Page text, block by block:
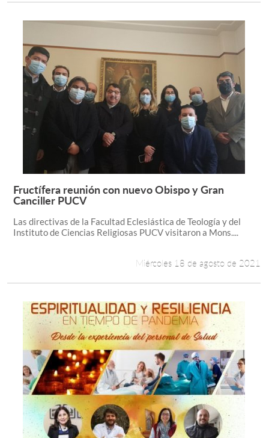
Leer más +
Fructífera reunión con nuevo Obispo y Gran
Canciller PUCV
Las directivas de la Facultad Eclesiástica de Teología y del
Instituto de Ciencias Religiosas PUCV visitaron a Mons....
Miércoles 18 de agosto de 2021